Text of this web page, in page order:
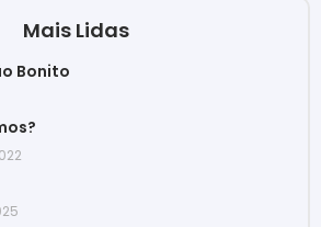
Mais Lidas
Bonito